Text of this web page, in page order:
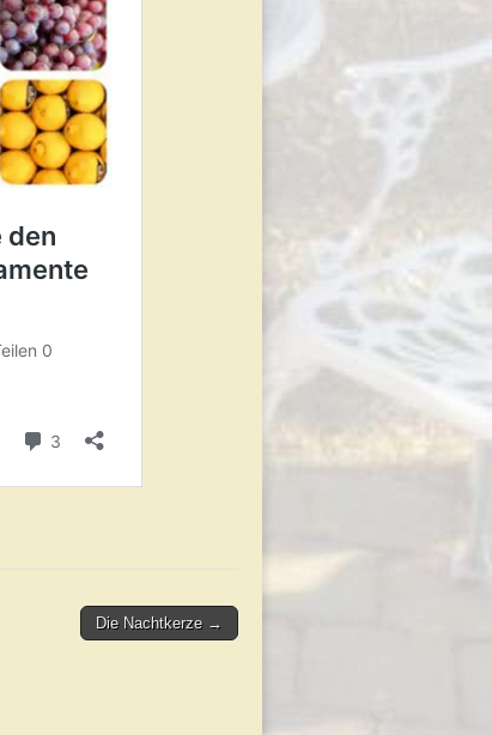
Die Nachtkerze →